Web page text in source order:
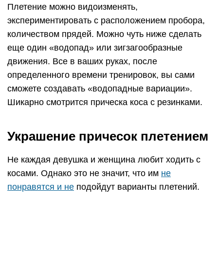
Плетение можно видоизменять,
экспериментировать с расположением пробора,
количеством прядей. Можно чуть ниже сделать
еще один «водопад» или зигзагообразные
движения. Все в ваших руках, после
определенного времени тренировок, вы сами
сможете создавать «водопадные вариации».
Шикарно смотрится прическа коса с резинками.
Украшение причесок плетением
Не каждая девушка и женщина любит ходить с
косами. Однако это не значит, что им не
понравятся и не подойдут варианты плетений.